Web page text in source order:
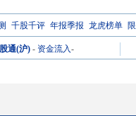
千股千评 年报季报 龙虎榜单
通(沪) - 资金流入-